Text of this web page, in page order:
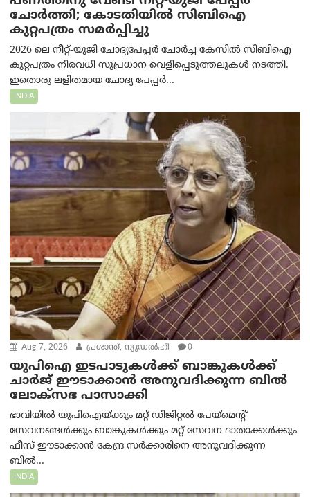
ചോർത്തി; കോടതിയില്‍ സിബിഐ
കുറ്റപത്രം സമര്‍പ്പിച്ചു
2026 ലെ നീറ്റ്-യുജി ചോദ്യപേപ്പർ ചോർച്ച കേസിൽ സിബിഐ
കുറ്റപത്രം നിരവധി സുപ്രധാന വെളിപ്പെടുത്തലുകൾ നടത്തി.
ഇതൊരു ലളിതമായ ചോദ്യ പേപ്പർ...
INDIA
Aug 7, 2026 പ്രശാന്ത്, ന്യൂഡല്‍ഹി 0
യുപിഐ ഇടപാടുകൾക്ക് ബാങ്കുകൾക്ക്
ചാർജ് ഈടാക്കാൻ അനുവദിക്കുന്ന ബിൽ
ലോക്‌സഭ പാസാക്കി
ഭാവിയിൽ യുപിഐയ്ക്കും മറ്റ് ഡിജിറ്റൽ പേയ്‌മെന്റ്
സേവനങ്ങൾക്കും ബാങ്കുകൾക്കും മറ്റ് സേവന ദാതാക്കൾക്കും
ഫീസ് ഈടാക്കാൻ കേന്ദ്ര സർക്കാരിനെ അനുവദിക്കുന്ന
ബിൽ...
INDIA